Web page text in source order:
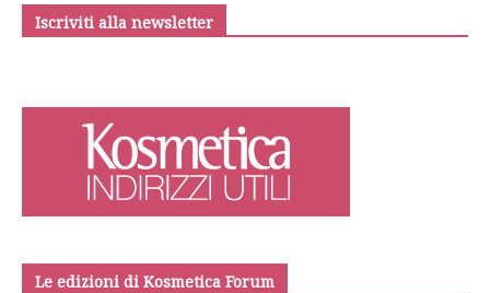
Iscriviti alla newsletter
Le edizioni di Kosmetica Forum